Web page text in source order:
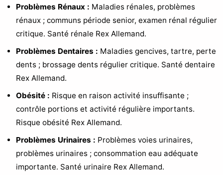
Problèmes Rénaux : Maladies rénales, problèmes
rénaux ; communs période senior, examen rénal régulier
critique. Santé rénale Rex Allemand.
Problèmes Dentaires : Maladies gencives, tartre, perte
dents ; brossage dents régulier critique. Santé dentaire
Rex Allemand.
Obésité : Risque en raison activité insuffisante ;
contrôle portions et activité régulière importants.
Risque obésité Rex Allemand.
Problèmes Urinaires : Problèmes voies urinaires,
problèmes urinaires ; consommation eau adéquate
importante. Santé urinaire Rex Allemand.